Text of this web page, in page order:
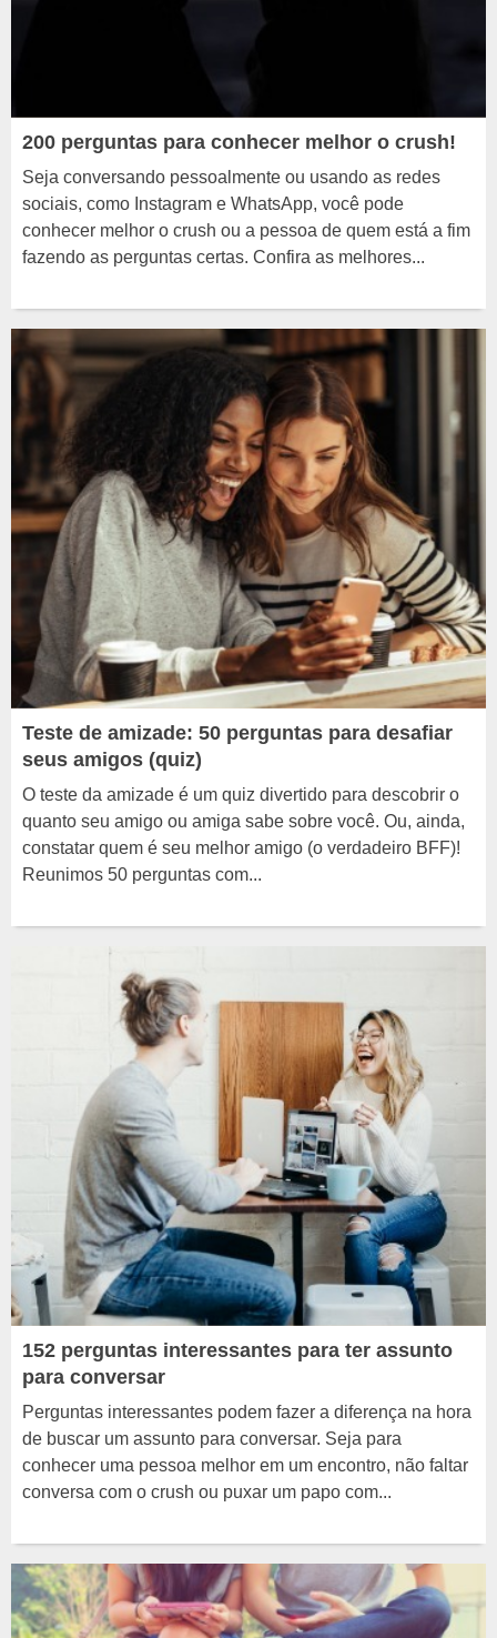
200 perguntas para conhecer melhor o crush!
Seja conversando pessoalmente ou usando as redes
sociais, como Instagram e WhatsApp, você pode
conhecer melhor o crush ou a pessoa de quem está a fim
fazendo as perguntas certas. Confira as melhores...
Teste de amizade: 50 perguntas para desafiar
seus amigos (quiz)
O teste da amizade é um quiz divertido para descobrir o
quanto seu amigo ou amiga sabe sobre você. Ou, ainda,
constatar quem é seu melhor amigo (o verdadeiro BFF)!
Reunimos 50 perguntas com...
152 perguntas interessantes para ter assunto
para conversar
Perguntas interessantes podem fazer a diferença na hora
de buscar um assunto para conversar. Seja para
conhecer uma pessoa melhor em um encontro, não faltar
conversa com o crush ou puxar um papo com...